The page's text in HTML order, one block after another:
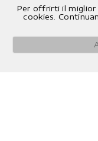
Per offrirti il miglior
cookies. Book